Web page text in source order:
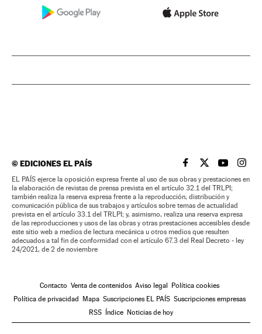
©EDICIONES EL PAÍS EL PAÍS BRASIL EN
EL PAÍSEL PAÍS
EL
EL PAÍS ejerce la oposición expresa frente al uso de sus obras y prestaciones en
la elaboración de revistas de prensa prevista en el artículo 32.1 del TRLPI;
también realiza la reserva expresa frente a la reproducción, distribución y
comunicación pública de sus trabajos y artículos sobre temas de actualidad
prevista en el artículo 33.1 del TRLPI; y, asimismo, realiza una reserva expresa
de las reproducciones y usos de las obras y otras prestaciones accesibles desde
este sitio web a medios de lectura mecánica u otros medios que resulten
adecuados a tal fin de conformidad con el artículo 67.3 del Real Decreto - ley
24/2021, de 2 de noviembre
Contacto Venta de contenidos Aviso legal Política cookies
Política de privacidad Mapa Suscripciones EL PAÍS Suscripciones empresas
RSS Índice Noticias de hoy